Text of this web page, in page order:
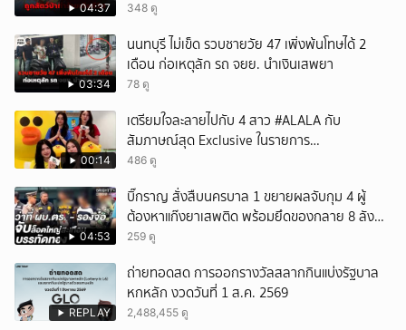
04:37 348 ดู
03:34
นนทบุรี ไม่เข็ด รวบชายวัย 47 เพิ่งพ้นโทษได้ 2
เดือน ก่อเหตุลัก รถ จยย. นำเงินเสพยา
78 ดู
00:14
เตรียมใจละลายไปกับ 4 สาว #ALALA กับ
สัมภาษณ์สุด Exclusive ในรายการ
#POPCORNER เร็ว ๆ นี้ที่ #LINETODAYPOP
486 ดู
04:53
บิ๊กราญ สั่งสืบนครบาล 1 ขยายผลจับกุม 4 ผู้
ต้องหาแก๊งยาเสพติด พร้อมยึดของกลาย 8 ลัง
ส่งผ่านขนส่งเอกชนเข้า กทม.
259 ดู
REPLAY
ถ่ายทอดสด การออกรางวัลสลากกินแบ่งรัฐบาล
หกหลัก งวดวันที่ 1 ส.ค. 2569
2,488,455 ดู